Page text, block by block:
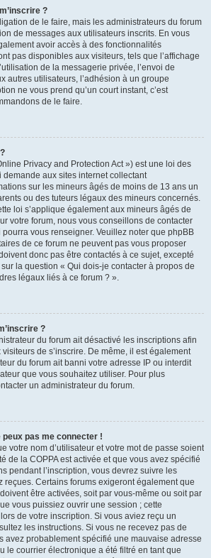
?
de le faire, mais les administrateurs du forum
de messages aux utilisateurs inscrits. En vous
avoir accès à des fonctionnalités
pas disponibles aux visiteurs, tels que l’affichage
de la messagerie privée, l’envoi de
autres utilisateurs, l’adhésion à un groupe
ne vous prend qu’un court instant, c’est
de le faire.
Privacy and Protection Act ») est une loi des
demande aux sites internet collectant
sur les mineurs âgés de moins de 13 ans un
ou des tuteurs légaux des mineurs concernés.
loi s’applique également aux mineurs âgés de
votre forum, nous vous conseillons de contacter
vous renseigner. Veuillez noter que phpBB
de ce forum ne peuvent pas vous proposer
donc pas être contactés à ce sujet, excepté
sur la question « Qui dois-je contacter à propos de
légaux liés à ce forum ? ».
?
du forum ait désactivé les inscriptions afin
de s’inscrire. De même, il est également
du forum ait banni votre adresse IP ou interdit
que vous souhaitez utiliser. Pour plus
un administrateur du forum.
pas me connecter !
votre nom d’utilisateur et votre mot de passe soient
de la COPPA est activée et que vous avez spécifié
pendant l’inscription, vous devrez suivre les
reçues. Certains forums exigeront également que
être activées, soit par vous-même ou soit par
vous puissiez ouvrir une session ; cette
de votre inscription. Si vous aviez reçu un
les instructions. Si vous ne recevez pas de
avez probablement spécifié une mauvaise adresse
le courrier électronique a été filtré en tant que